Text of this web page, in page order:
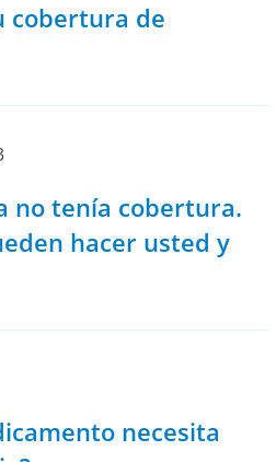
cobertura de
no tenía cobertura.
hacer usted y
necesita